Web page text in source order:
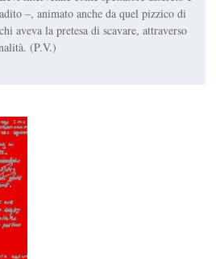
–, animato anche da quel pizzico di
aveva la pretesa di scavare, attraverso
(P.V.)